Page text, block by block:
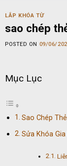
LẮP KHÓA TỪ
sao chép
POSTED ON 09/06/
Mục Lục
Sao Chép
Sửa Khóa Gia